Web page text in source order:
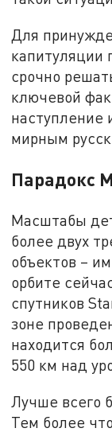
Для
капитуляции
срочно
ключевой
наступление
мирным
Парадокс
Масштабы
более двух
объектов –
орбите
спутников
зоне
находится
550 км над
Лучше всего
Тем более